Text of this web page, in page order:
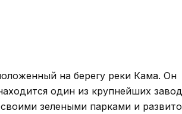
на берегу реки Кама. Он
один из крупнейших
зелеными парками и